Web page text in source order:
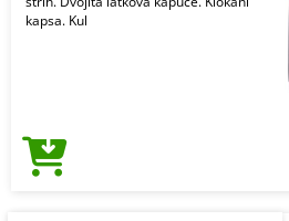
kapsa. Kul